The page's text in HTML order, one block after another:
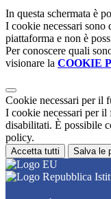
In questa schermata è
I cookie necessari
piattaforma e non è
Per conoscere quali
visionare la COOKIE
Cookie necessari per il
I cookie necessari per il
disabilitati. È possibile
policy.
Accetta tutti Salva le